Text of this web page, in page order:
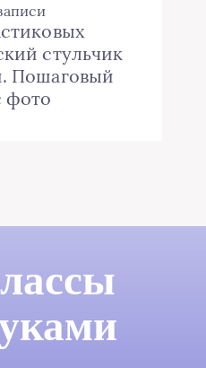
стульчик
Пошаговый
фото